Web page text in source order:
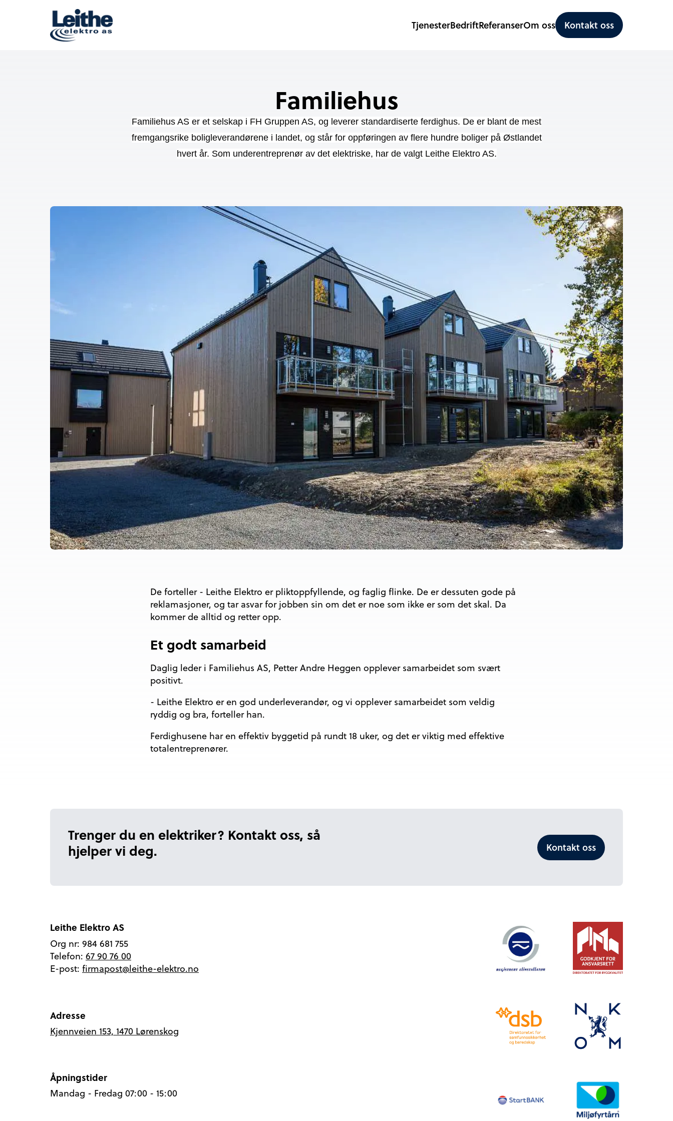
TjenesterBedriftReferanserOm oss Kontakt oss
Familiehus
Familiehus AS er et selskap i FH Gruppen AS, og leverer standardiserte ferdighus. De er blant de mest
fremgangsrike boligleverandørene i landet, og står for oppføringen av flere hundre boliger på Østlandet
hvert år. Som underentreprenør av det elektriske, har de valgt Leithe Elektro AS.
De forteller - Leithe Elektro er pliktoppfyllende, og faglig flinke. De er dessuten gode på
reklamasjoner, og tar asvar for jobben sin om det er noe som ikke er som det skal. Da
kommer de alltid og retter opp.
Et godt samarbeid
Daglig leder i Familiehus AS, Petter Andre Heggen opplever samarbeidet som svært
positivt.
- Leithe Elektro er en god underleverandør, og vi opplever samarbeidet som veldig
ryddig og bra, forteller han.
Ferdighusene har en effektiv byggetid på rundt 18 uker, og det er viktig med effektive
totalentreprenører.
Trenger du en elektriker? Kontakt oss, så
hjelper vi deg.
Kontakt oss
Leithe Elektro AS
Org nr: 984 681 755
Telefon: 67 90 76 00
E-post: firmapost@leithe-elektro.no
Adresse
Kjennveien 153, 1470 Lørenskog
Åpningstider
Mandag - Fredag 07:00 - 15:00